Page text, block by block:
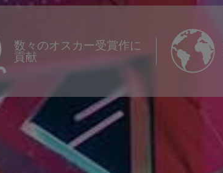
数々のオスカー受賞作に
貢献